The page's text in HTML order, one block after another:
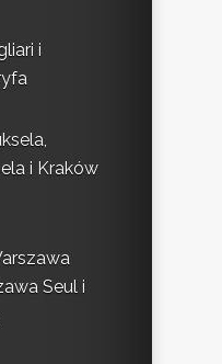
i
i Kraków
Seul i